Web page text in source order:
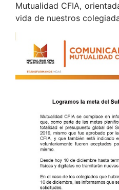
Mutualidad CFIA,
vida de nuestros